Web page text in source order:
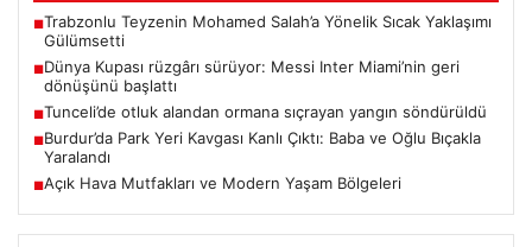
■Trabzonlu Teyzenin Mohamed Salah’a Yönelik Sıcak Yaklaşımı
Gülümsetti
■Dünya Kupası rüzgârı sürüyor: Messi Inter Miami’nin geri
dönüşünü başlattı
■Tunceli’de otluk alandan ormana sıçrayan yangın söndürüldü
■Burdur’da Park Yeri Kavgası Kanlı Çıktı: Baba ve Oğlu Bıçakla
Yaralandı
■Açık Hava Mutfakları ve Modern Yaşam Bölgeleri